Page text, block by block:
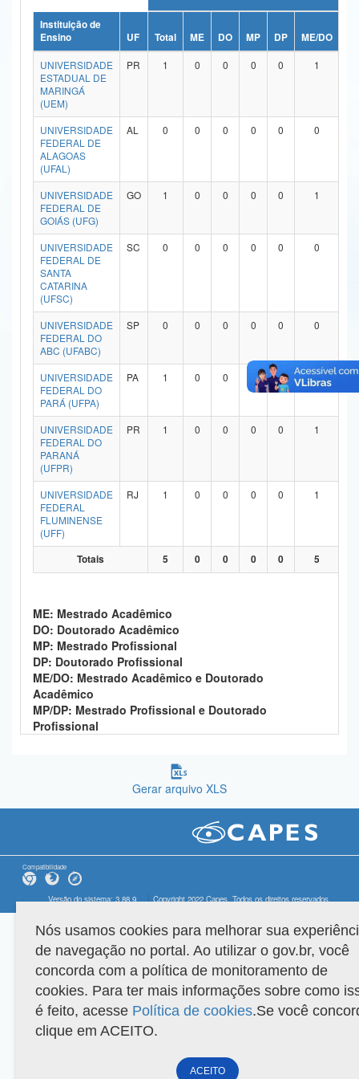
Ministério da Ciência, Tecnologia, Inovações e Comunicações
Ministério do Meio Ambiente
Ministério do Turismo
Ministério do Desenvolvimento Regional
Controladoria-Geral da União
Ministério da Mulher, da Família e dos Direitos Humanos
Secretaria-Geral
Secretaria de Governo
Gabinete de Segurança Institucional
Advocacia-Geral da União
Banco Central do Brasil
Instituição de
Ensino
UF Total ME DO MP DP ME/DO
UNIVERSIDADE
ESTADUAL DE
MARINGÁ
(UEM)
PR 1 0 0 0 0 1
UNIVERSIDADE
FEDERAL DE
ALAGOAS
(UFAL)
AL 0 0 0 0 0 0
UNIVERSIDADE
FEDERAL DE
GOIÁS (UFG)
GO 1 0 0 0 0 1
UNIVERSIDADE
FEDERAL DE
SANTA
CATARINA
(UFSC)
SC 0 0 0 0 0 0
UNIVERSIDADE
FEDERAL DO
ABC (UFABC)
SP 0 0 0 0 0 0
UNIVERSIDADE
FEDERAL DO
PARÁ (UFPA)
PA 1 0 0 0 0 1
UNIVERSIDADE
FEDERAL DO
PARANÁ
(UFPR)
PR 1 0 0 0 0 1
UNIVERSIDADE
FEDERAL
FLUMINENSE
(UFF)
RJ 1 0 0 0 0 1
Totais 5 0 0 0 0 5
ME: Mestrado Acadêmico
DO: Doutorado Acadêmico
MP: Mestrado Profissional
DP: Doutorado Profissional
ME/DO: Mestrado Acadêmico e Doutorado
Acadêmico
MP/DP: Mestrado Profissional e Doutorado
Profissional
Gerar arquivo XLS
Compatibilidade
Versão do sistema: 3.88.9 Copyright 2022 Capes. Todos os direitos reservados.
Nós usamos cookies para melhorar sua
de navegação no portal. Ao utilizar o gov.br, você
concorda com a política de monitoramento de
cookies. Para ter mais informações sobre como
é feito, acesse Política de cookies.Se você
clique em ACEITO.
ACEITO